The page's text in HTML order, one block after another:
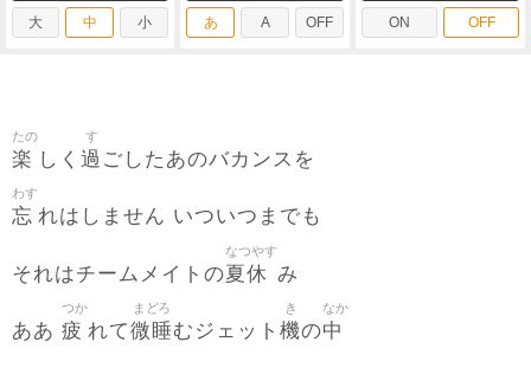
大 中 小 あ A OFF ON OFF
楽
たの
しく 過
す
ごしたあのバカンスを
忘
わす
れはしません いついつまでも
それはチームメイトの夏休
なつやす
み
ああ 疲
つか
れて微睡
まどろ
むジェット 機
き
の中
なか